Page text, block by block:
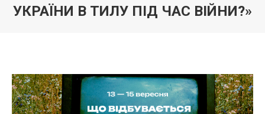
УКРАЇНИ В ТИЛУ ПІД ЧАС ВІЙНИ?»